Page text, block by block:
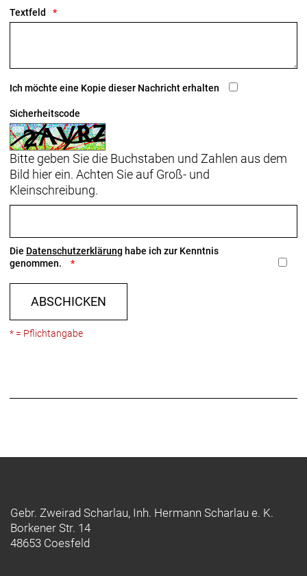
Visibility Yellow lassen dich die offiziellen Trek-
Segafredo-Teamaufkleber wie ein Profi aussehen.
- Materialtyp: Feuchtigkeitsabführende Polster
Textfeld
Ich möchte eine Kopie dieser Nachricht erhalten
Sicherheitscode
Bitte geben Sie die Buchstaben und Zahlen aus dem
Bild hier ein. Achten Sie auf Groß- und
Kleinschreibung.
Die Datenschutzerklärung habe ich zur Kenntnis
genommen.
ABSCHICKEN
* = Pflichtangabe
Gebr. Zweirad Scharlau, Inh. Hermann Scharlau e. K.
Borkener Str. 14
48653 Coesfeld